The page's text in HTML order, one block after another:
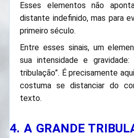
Esses elementos não
distante indefinido, mas para
primeiro século.
Entre esses sinais, um
sua intensidade e gravidade:
tribulação”. É precisamente
costuma se distanciar do
texto.
4. A GRANDE